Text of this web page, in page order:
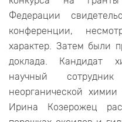
Федерации
конференции,
характер. Затем были
доклада. Кандидат
научный
неорганической
Ирина Козерожец